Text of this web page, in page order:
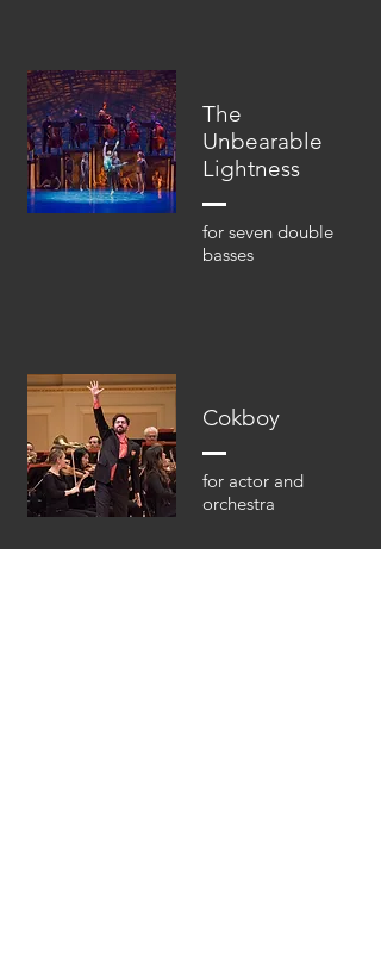
The
Unbearable
Lightness
for seven double
basses
Cokboy
for actor and
orchestra